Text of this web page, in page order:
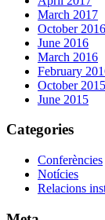
March 2017
October 2016
June 2016
March 2016
February
October 2015
June 2015
Categories
Conferències
Notícies
Relacions